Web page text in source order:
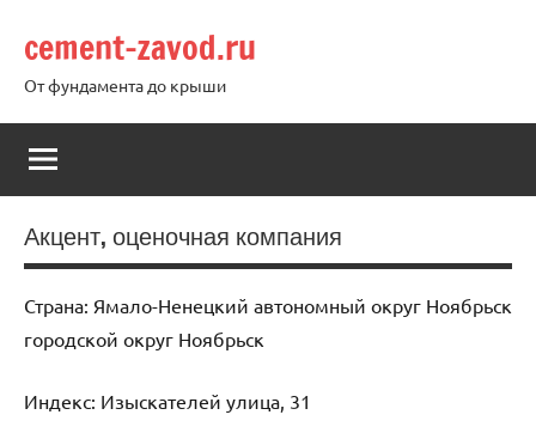
содержимому
cement-zavod.ru
От фундамента до крыши
Акцент, оценочная компания
Страна: Ямало-Ненецкий автономный округ Ноябрьск
городской округ Ноябрьск
Индекс: Изыскателей улица, 31